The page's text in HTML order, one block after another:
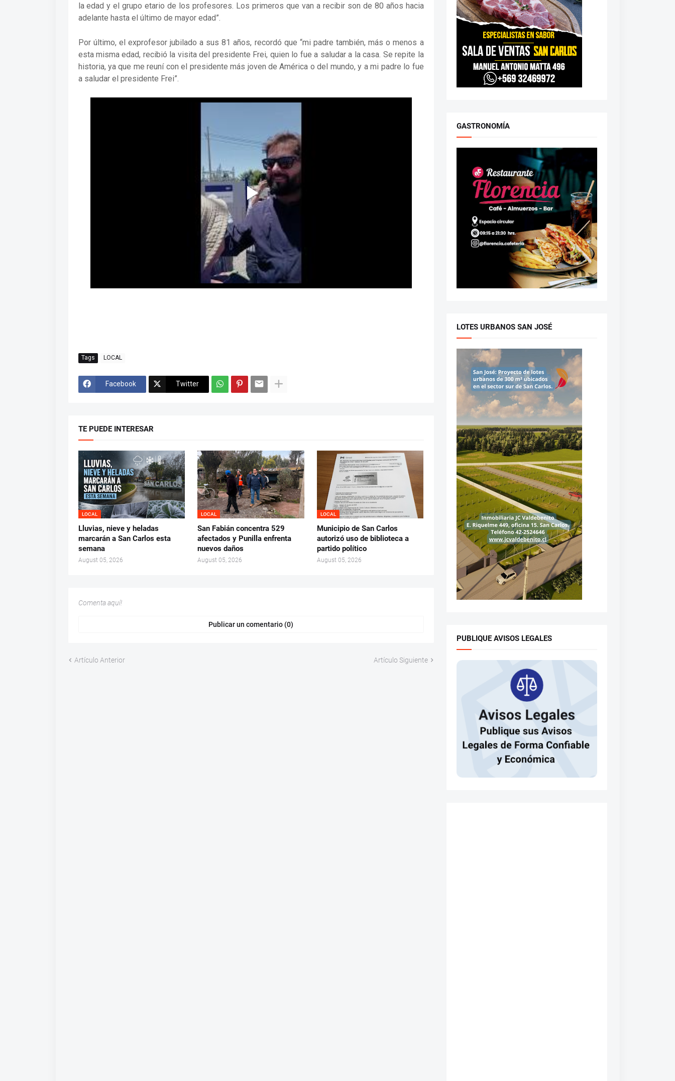
la edad y el grupo etario de los profesores. Los primeros que van a recibir son de 80 años hacia
adelante hasta el último de mayor edad”.
Por último, el exprofesor jubilado a sus 81 años, recordó que “mi padre también, más o menos a
esta misma edad, recibió la visita del presidente Frei, quien lo fue a saludar a la casa. Se repite la
historia, ya que me reuní con el presidente más joven de América o del mundo, y a mi padre lo fue
a saludar el presidente Frei”.
Tags LOCAL
Facebook Twitter
TE PUEDE INTERESAR
LOCAL
Lluvias, nieve y heladas
marcarán a San Carlos esta
semana
August 05, 2026
LOCAL
San Fabián concentra 529
afectados y Punilla enfrenta
nuevos daños
August 05, 2026
LOCAL
Municipio de San Carlos
autorizó uso de biblioteca a
partido político
August 05, 2026
Comenta aquí!
Publicar un comentario (0)
Artículo Anterior Artículo Siguiente
GASTRONOMÍA
LOTES URBANOS SAN JOSÉ
PUBLIQUE AVISOS LEGALES